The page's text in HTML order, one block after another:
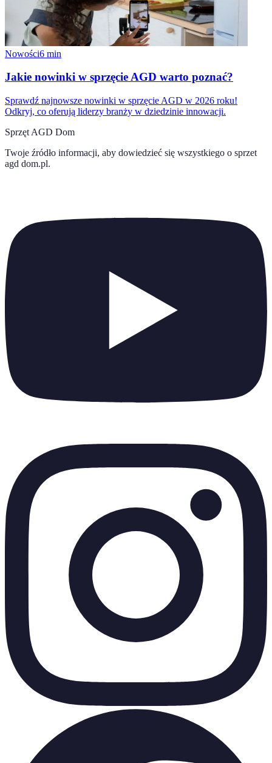
Nowości6 min
Jakie nowinki w sprzęcie AGD warto poznać?
Sprawdź najnowsze nowinki w sprzęcie AGD w 2026 roku!
Odkryj, co oferują liderzy branży w dziedzinie innowacji.
Sprzęt AGD Dom
Twoje źródło informacji, aby dowiedzieć się wszystkiego o sprzet
agd dom.pl.